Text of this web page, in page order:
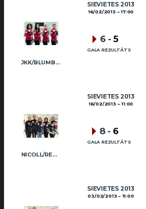
SIEVIETES 2013
16/02/2013 17:00
JKK/BLUMBERGA-BĒRZIŅA
6 - 5
GALA REZULTĀTS
SIEVIETES 2013
16/02/2013 11:00
NICOLL/REGŽA
8 - 6
GALA REZULTĀTS
SIEVIETES 2013
03/02/2013 11:00